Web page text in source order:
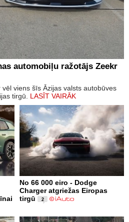
automobiļu ražotājs Zeekr
viens šīs Āzijas valsts autobūves
tirgū. LASĪT VAIRĀK
No 66 000 eiro - Dodge
Charger atgriežas Eiropas
tirgū
2